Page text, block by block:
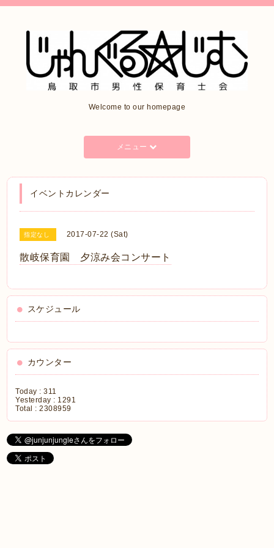
Welcome to our homepage
メニュー
イベントカレンダー
指定なし 2017-07-22 (Sat)
散岐保育園 夕涼み会コンサート
スケジュール
カウンター
Today :311
Yesterday : 1291
Total :2308959